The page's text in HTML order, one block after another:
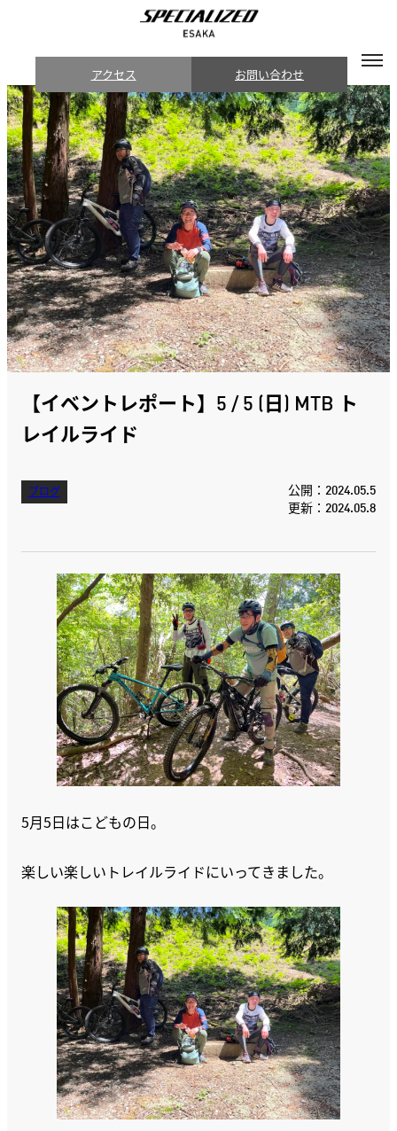
アクセス お問い合わせ
【イベントレポート】5 / 5 (日) MTB ト
レイルライド
ブログ
公開：2024.05.5
更新：2024.05.8
5月5日はこどもの日。
楽しい楽しいトレイルライドにいってきました。